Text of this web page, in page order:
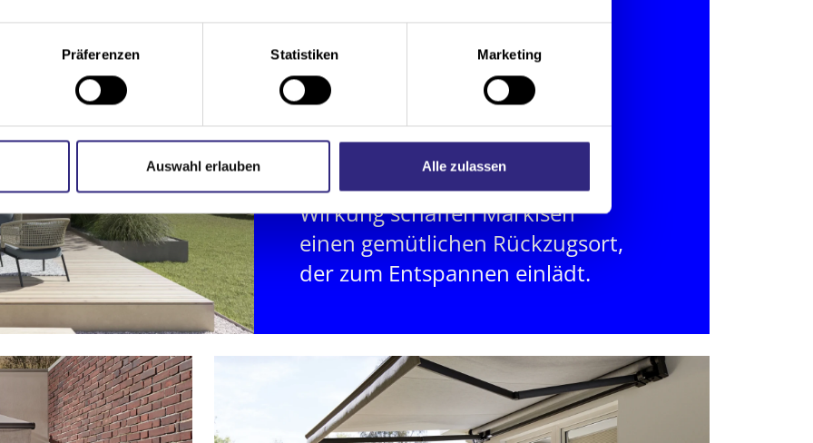
Präferenzen Statistiken Marketing
Auswahl erlauben Alle zulassen
Mit ihrer schattenspendenden
Wirkung schaffen Markisen
einen gemütlichen Rückzugsort,
der zum Entspannen einlädt.